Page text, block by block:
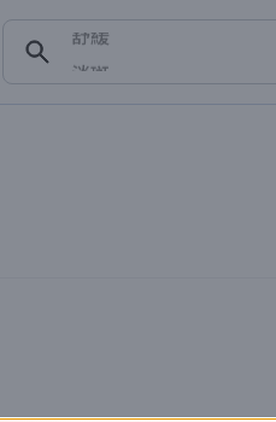
淡斑